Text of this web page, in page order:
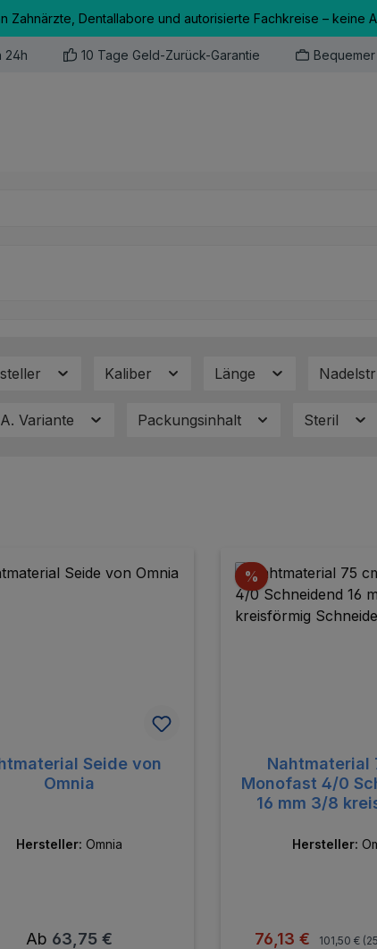
Zahnärzte, Dentallabore und autorisierte Fachkreise – keine
24h 10 Tage Geld-Zurück-Garantie
Kaliber Länge
Variante Packungsinhalt Steril
Seide von
Omnia
Hersteller: Omnia
Regulärer Preis:
Ab 63,75 €
% Rabatt
Nahtmaterial
Monofast 4/0
16 mm 3/8
Hersteller:
Verkaufspreis:
76,13 € Regulärer
101,50 €